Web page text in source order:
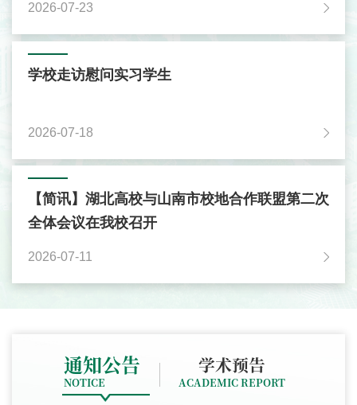
2026-07-23
学校走访慰问实习学生
2026-07-18
【简讯】湖北高校与山南市校地合作联盟第二次
全体会议在我校召开
2026-07-11
通知公告
NOTICE
学术预告
ACADEMIC REPORT